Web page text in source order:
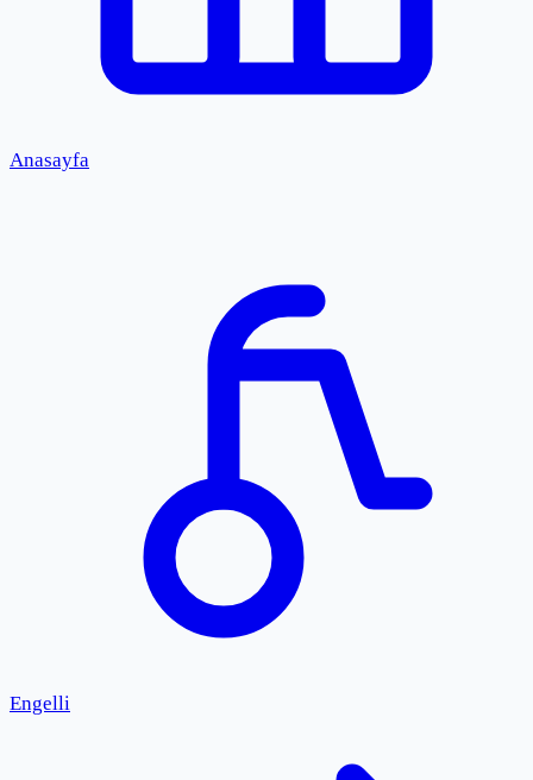
Anasayfa
Engelli